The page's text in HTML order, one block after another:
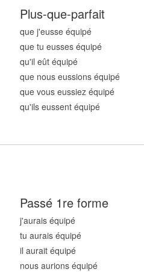
Plus-que-parfait
que j'eusse équipé
que tu eusses équipé
qu'il eût équipé
que nous eussions équipé
que vous eussiez équipé
qu'ils eussent équipé
Passé 1re forme
j'aurais équipé
tu aurais équipé
il aurait équipé
nous aurions équipé